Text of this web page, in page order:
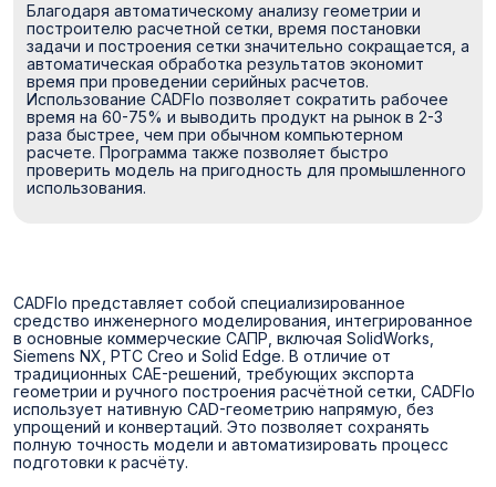
Благодаря автоматическому анализу геометрии и
построителю расчетной сетки, время постановки
задачи и построения сетки значительно сокращается, а
автоматическая обработка результатов экономит
время при проведении серийных расчетов.
Использование CADFlo позволяет сократить рабочее
время на 60-75% и выводить продукт на рынок в 2-3
раза быстрее, чем при обычном компьютерном
расчете. Программа также позволяет быстро
проверить модель на пригодность для промышленного
использования.
CADFlo представляет собой специализированное
средство инженерного моделирования, интегрированное
в основные коммерческие САПР, включая SolidWorks,
Siemens NX, PTC Creo и Solid Edge. В отличие от
традиционных CAE-решений, требующих экспорта
геометрии и ручного построения расчётной сетки, CADFlo
использует нативную CAD-геометрию напрямую, без
упрощений и конвертаций. Это позволяет сохранять
полную точность модели и автоматизировать процесс
подготовки к расчёту.